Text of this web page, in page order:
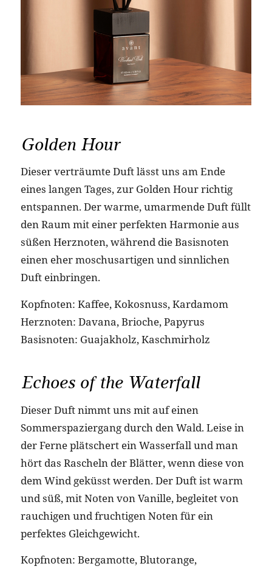
Golden Hour
Dieser verträumte Duft lässt uns am Ende
eines langen Tages, zur Golden Hour richtig
entspannen. Der warme, umarmende Duft füllt
den Raum mit einer perfekten Harmonie aus
süßen Herznoten, während die Basisnoten
einen eher moschusartigen und sinnlichen
Duft einbringen.
Kopfnoten: Kaffee, Kokosnuss, Kardamom
Herznoten: Davana, Brioche, Papyrus
Basisnoten: Guajakholz, Kaschmirholz
Echoes of the Waterfall
Dieser Duft nimmt uns mit auf einen
Sommerspaziergang durch den Wald. Leise in
der Ferne plätschert ein Wasserfall und man
hört das Rascheln der Blätter, wenn diese von
dem Wind geküsst werden. Der Duft ist warm
und süß, mit Noten von Vanille, begleitet von
rauchigen und fruchtigen Noten für ein
perfektes Gleichgewicht.
Kopfnoten: Bergamotte, Blutorange,